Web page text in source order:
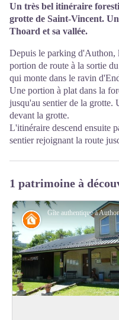
Un très bel itinéraire
grotte de Saint-Vincent.
Thoard et sa vallée.
Depuis le parking d'Authon,
portion de route à la sortie
qui monte dans le ravin
Une portion à plat dans la
jusqu'au sentier de la grotte.
devant la grotte.
L'itinéraire descend ensuite
sentier rejoignant la route
1 patrimoine à
Refuge